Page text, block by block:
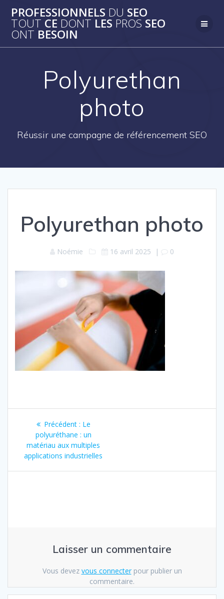
au
contenu
PROFESSIONNELS DU SEO
TOUT CE DONT LES PROS SEO
ONT BESOIN
Polyurethan
photo
Réussir une campagne de référencement SEO
Polyurethan photo
Noémie 16 avril 2025 | 0
Navigation
de
l’article
Précédent : Article
précédent
:
Le
polyuréthane : un
matériau aux multiples
applications industrielles
Laisser un commentaire
Vous devez vous connecterpour publier un
commentaire.